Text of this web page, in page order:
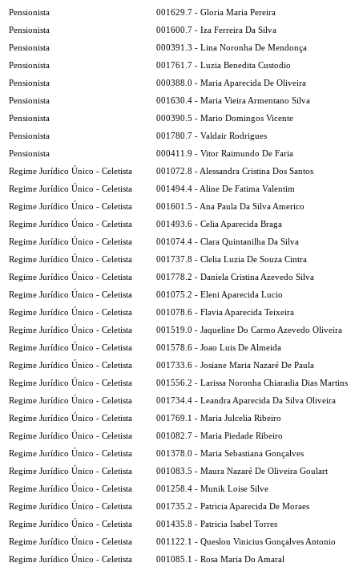
Pensionista
001629.7 - Gloria Maria Pereira
Pensionista
001600.7 - Iza Ferreira Da Silva
Pensionista
000391.3 - Lina Noronha De Mendonça
Pensionista
001761.7 - Luzia Benedita Custodio
Pensionista
000388.0 - Maria Aparecida De Oliveira
Pensionista
001630.4 - Maria Vieira Armentano Silva
Pensionista
000390.5 - Mario Domingos Vicente
Pensionista
001780.7 - Valdair Rodrigues
Pensionista
000411.9 - Vitor Raimundo De Faria
Regime Jurídico Único - Celetista
001072.8 - Alessandra Cristina Dos Santos
Regime Jurídico Único - Celetista
001494.4 - Aline De Fatima Valentim
Regime Jurídico Único - Celetista
001601.5 - Ana Paula Da Silva Americo
Regime Jurídico Único - Celetista
001493.6 - Celia Aparecida Braga
Regime Jurídico Único - Celetista
001074.4 - Clara Quintanilha Da Silva
Regime Jurídico Único - Celetista
001737.8 - Clelia Luzia De Souza Cintra
Regime Jurídico Único - Celetista
001778.2 - Daniela Cristina Azevedo Silva
Regime Jurídico Único - Celetista
001075.2 - Eleni Aparecida Lucio
Regime Jurídico Único - Celetista
001078.6 - Flavia Aparecida Teixeira
Regime Jurídico Único - Celetista
001519.0 - Jaqueline Do Carmo Azevedo Oliveira
Regime Jurídico Único - Celetista
001578.6 - Joao Luis De Almeida
Regime Jurídico Único - Celetista
001733.6 - Josiane Maria Nazaré De Paula
Regime Jurídico Único - Celetista
001556.2 - Larissa Noronha Chiaradia Dias Martins
Regime Jurídico Único - Celetista
001734.4 - Leandra Aparecida Da Silva Oliveira
Regime Jurídico Único - Celetista
001769.1 - Maria Julcelia Ribeiro
Regime Jurídico Único - Celetista
001082.7 - Maria Piedade Ribeiro
Regime Jurídico Único - Celetista
001378.0 - Maria Sebastiana Gonçalves
Regime Jurídico Único - Celetista
001083.5 - Maura Nazaré De Oliveira Goulart
Regime Jurídico Único - Celetista
001258.4 - Munik Loise Silve
Regime Jurídico Único - Celetista
001735.2 - Patricia Aparecida De Moraes
Regime Jurídico Único - Celetista
001435.8 - Patricia Isabel Torres
Regime Jurídico Único - Celetista
001122.1 - Queslon Vinicius Gonçalves Antonio
Regime Jurídico Único - Celetista
001085.1 - Rosa Maria Do Amaral